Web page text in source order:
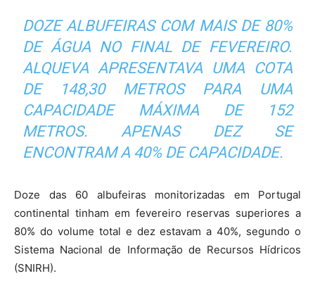
DOZE ALBUFEIRAS COM MAIS DE 80%
DE ÁGUA NO FINAL DE FEVEREIRO.
ALQUEVA APRESENTAVA UMA COTA
DE 148,30 METROS PARA UMA
CAPACIDADE MÁXIMA DE 152
METROS. APENAS DEZ SE
ENCONTRAM A 40% DE CAPACIDADE.
Doze das 60 albufeiras monitorizadas em Portugal
continental tinham em fevereiro reservas superiores a
80% do volume total e dez estavam a 40%, segundo o
Sistema Nacional de Informação de Recursos Hídricos
(SNIRH).